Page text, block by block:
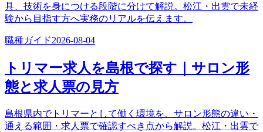
具、技術を身につける段階に分けて解説。松江・出雲で未経
験から目指す方へ実務のリアルを伝えます。
職種ガイド2026-08-04
トリマー求人を島根で探す｜サロン形
態と求人票の見方
島根県内でトリマーとして働く環境を、サロン形態の違い・
通える範囲・求人票で確認すべき点から解説。松江・出雲で